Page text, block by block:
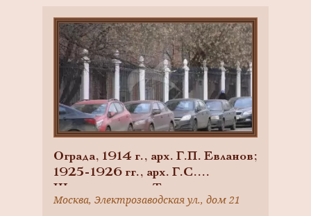
Ограда, 1914 г., арх. Г.П. Евланов;
1925-1926 гг., арх. Г.С.
Шиханов, завод Товарищества
русско-французских заводов
Москва, Электрозаводская ул., дом 21